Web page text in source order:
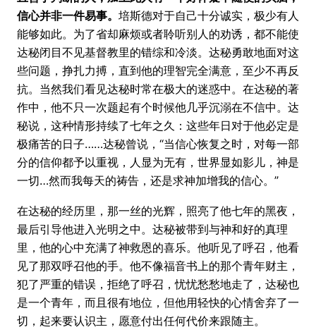
信心并非一件易事。 培斯德对于自己十分诚实，极少有人
能够如此。为了省却麻烦或者聆听别人的劝诱，都不能使
达秘闭目不见基督教里的错综和冷淡。达秘勇敢地面对这
些问题，挣扎力搏，直到他的理智完全满意，至少不再反
抗。当然我们看见达秘时常在极大的迷惑中。在达秘的著
作中，他不只一次题起有个时候他几乎沉溺在不信中。达
秘说，这种情形持续了七年之久：这些年日对于他必定是
极痛苦的日子……达秘曾说，“当信心恢复之时，对每一部
分的信仰都予以重视，人显为无有，世界显如影儿，神是
一切…然而我每天的祷告，还是求神加增我的信心。”
在达秘的经历里，那一丝的光辉，照亮了他七年的黑夜，
最后引导他进入光明之中。达秘被带到与神和好的真理
里，他的心中充满了神救恩的喜乐。他听见了呼召，他看
见了那双呼召他的手。他不像福音书上的那个青年财主，
犯了严重的错误，拒绝了呼召，忧忧愁愁地走了，达秘也
是一个青年，而且很有地位，但他用轻快的心情舍弃了一
切，起来要认识主，愿意付出任何代价来跟随主。